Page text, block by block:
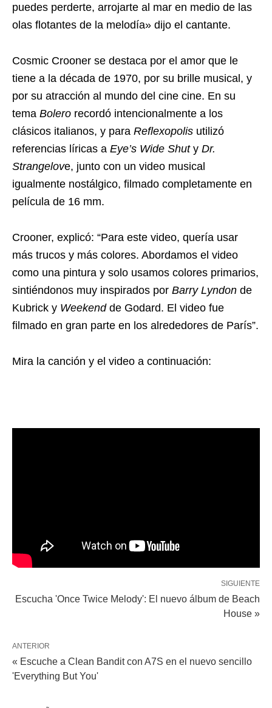
puedes perderte, arrojarte al mar en medio de las
olas flotantes de la melodía» dijo el cantante.
Cosmic Crooner se destaca por el amor que le
tiene a la década de 1970, por su brille musical, y
por su atracción al mundo del cine cine. En su
tema Bolero recordó intencionalmente a los
clásicos italianos, y para Reflexopolis utilizó
referencias líricas a Eye’s Wide Shuty Dr.
Strangelove, junto con un video musical
igualmente nostálgico, filmado completamente en
película de 16 mm.
Crooner, explicó: “Para este video, quería usar
más trucos y más colores. Abordamos el video
como una pintura y solo usamos colores primarios,
sintiéndonos muy inspirados por Barry Lyndon de
Kubrick y Weekend de Godard. El video fue
filmado en gran parte en los alrededores de París”.
Mira la canción y el video a continuación:
SIGUIENTE
Escucha 'Once Twice Melody': El nuevo álbum de Beach
House »
ANTERIOR
« Escuche a Clean Bandit con A7S en el nuevo sencillo
'Everything But You'